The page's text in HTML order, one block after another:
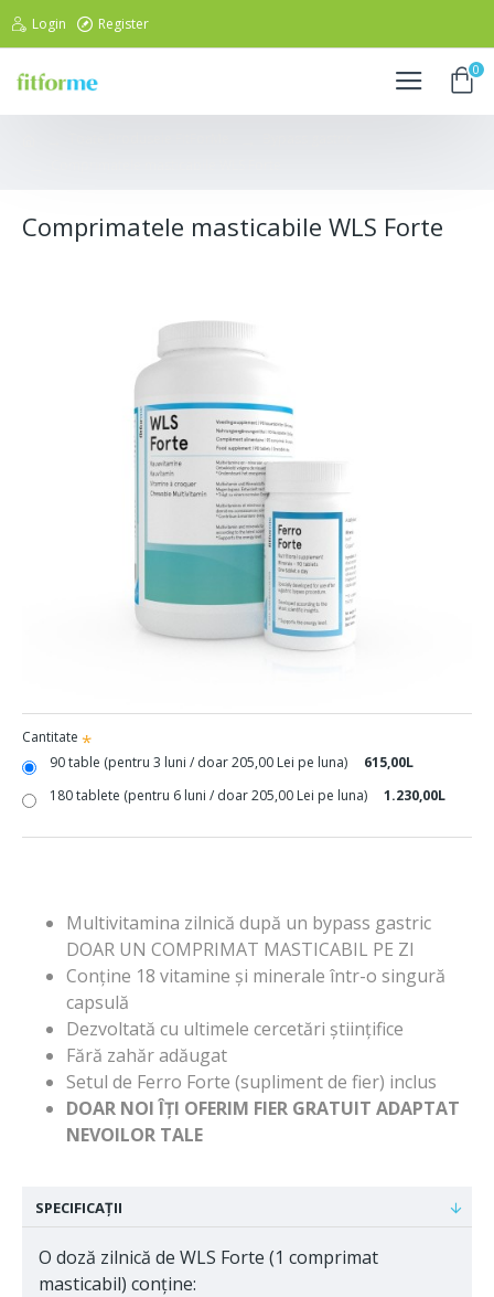
Login Register
0
Comprimatele masticabile WLS Forte
Cantitate
90 table (pentru 3 luni / doar 205,00 Lei pe luna)
615,00L
180 tablete (pentru 6 luni / doar 205,00 Lei pe luna)
1.230,00L
Multivitamina zilnică după un bypass gastric
DOAR UN COMPRIMAT MASTICABIL PE ZI
Conține 18 vitamine și minerale într-o singură
capsulă
Dezvoltată cu ultimele cercetări științifice
Fără zahăr adăugat
Setul de Ferro Forte (supliment de fier) inclus
DOAR NOI ÎȚI OFERIM FIER GRATUIT ADAPTAT
NEVOILOR TALE
SPECIFICAȚII
O doză zilnică de WLS Forte (1 comprimat
masticabil) conține: